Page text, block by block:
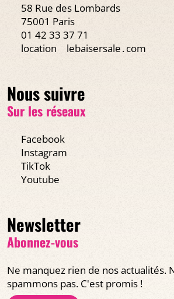
58 Rue des Lombards
75001 Paris
01 42 33 37 71
location
lebaisersale․com
Nous suivre
Sur les réseaux
Facebook
Instagram
TikTok
Youtube
Newsletter
Abonnez-vous
Ne manquez rien de nos actualités.
spammons pas. C'est promis !